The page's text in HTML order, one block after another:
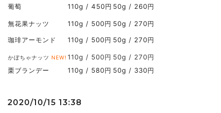
葡萄 110g / 450円 50g / 260円
無花果ナッツ
珈琲アーモンド
110g / 500円
110g / 500円
50g / 270円
50g / 270円
かぼちゃナッツ NEW! 110g / 500円 50g / 270円
栗ブランデー
110g / 580円 50g / 330円
2020/10/15 13:38